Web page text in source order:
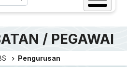
/ PEGAWAI
Pengurusan